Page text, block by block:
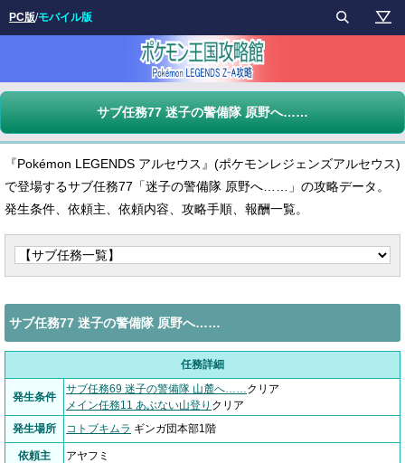
サブ任務77 迷子の警備隊 原野へ……
『Pokémon LEGENDS アルセウス』(ポケモンレジェンズアルセウス)
で登場するサブ任務77「迷子の警備隊 原野へ……」の攻略データ。
発生条件、依頼主、依頼内容、攻略手順、報酬一覧。
サブ任務77 迷子の警備隊 原野へ……
任務詳細
発生条件
サブ任務69 迷子の警備隊 山麓へ……クリア
メイン任務11 あぶない山登り クリア
発生場所
コトブキムラ ギンガ団本部1階
依頼主 アヤフミ
PC版/モバイル版